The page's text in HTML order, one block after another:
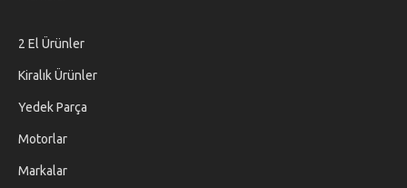
2 El Ürünler
Kiralık Ürünler
Yedek Parça
Motorlar
Markalar